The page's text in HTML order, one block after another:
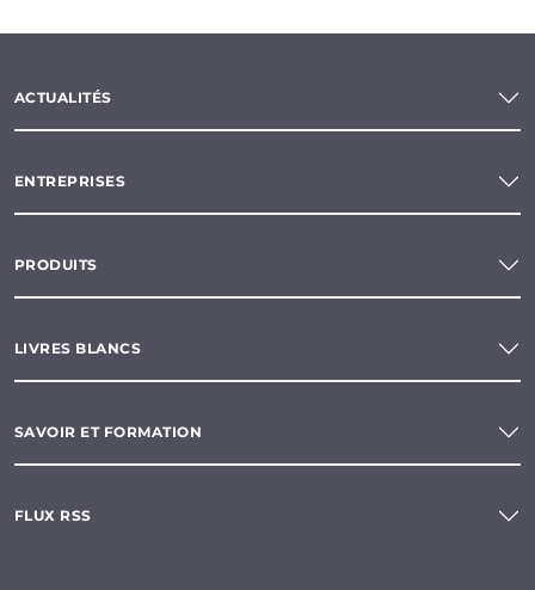
ACTUALITÉS
ENTREPRISES
PRODUITS
LIVRES BLANCS
SAVOIR ET FORMATION
FLUX RSS